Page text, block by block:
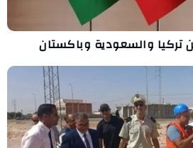
تركيا والسعودية وباكستان